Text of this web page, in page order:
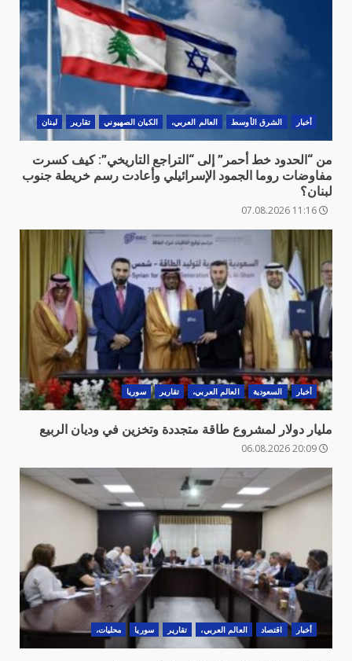
أخبار الشرق الأوسط العالم العربي، الكيان الصهيوني تقارير لبنان
من “الحدود خط أحمر” إلى “التراجع التاريخي”: كيف كسرت
مفاوضات روما الجمود الإسرائيلي وأعادت رسم خريطة جنوب
لبنان؟
أخبار السعودية العالم العربي، تقارير سوريا
مليار دولار لمشروع طاقة متجددة وتخزين في وديان الربيع
أخبار اقتصاد العالم العربي، تقارير سوريا محليات،